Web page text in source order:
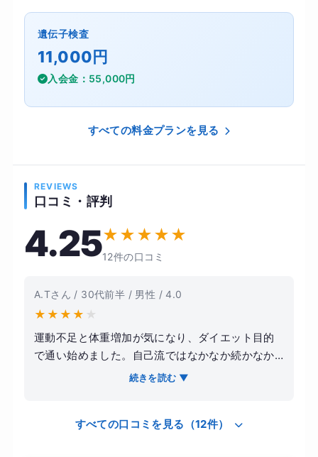
遺伝子検査
11,000円
入会金：55,000円
すべての料金プランを見る
REVIEWS
口コミ・評判
4.25★★★★★
12件の口コミ
A.Tさん / 30代前半 / 男性 / 4.0
★ ★ ★ ★ ★
運動不足と体重増加が気になり、ダイエット目的
で通い始めました。自己流ではなかなか続かなか
ったため、プロに見てもらいたいと思ったのがき
てもらえたので安心して取り組めました。食事に
続きを読む ▼
すべての口コミを見る（12件）